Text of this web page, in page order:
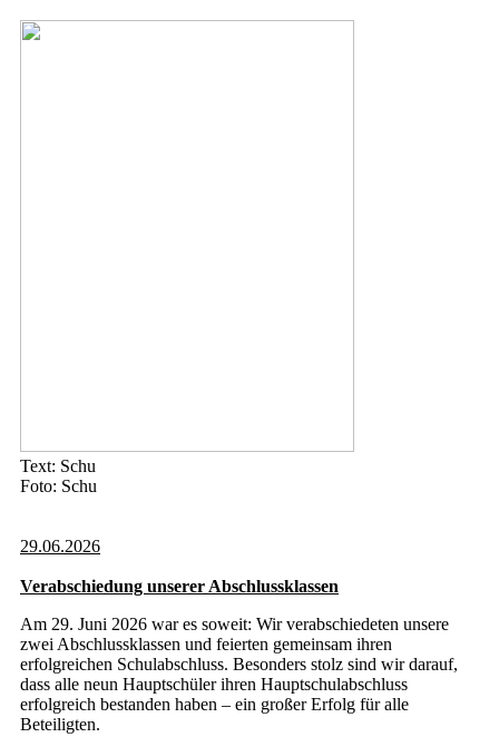
Text: Schu
Foto: Schu
29.06.2026
Verabschiedung unserer Abschlussklassen
Am 29. Juni 2026 war es soweit: Wir verabschiedeten unsere
zwei Abschlussklassen und feierten gemeinsam ihren
erfolgreichen Schulabschluss. Besonders stolz sind wir darauf,
dass alle neun Hauptschüler ihren Hauptschulabschluss
erfolgreich bestanden haben – ein großer Erfolg für alle
Beteiligten.